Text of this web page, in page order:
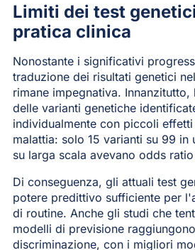
Limiti dei test
pratica clinica
Nonostante i significativi
traduzione dei risultati genetici
rimane impegnativa.
delle varianti genetiche
individualmente con piccoli
malattia: solo 15 varianti su 99 in
su larga scala avevano odds
Di conseguenza, gli attuali test
potere predittivo sufficiente per
di routine. Anche gli studi che
modelli di previsione
discriminazione, con i migliori